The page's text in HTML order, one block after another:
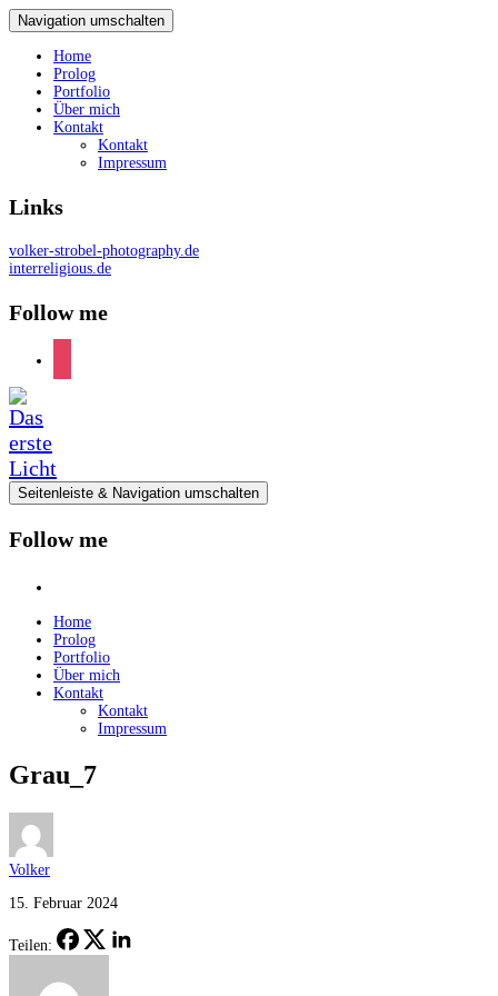
Navigation umschalten
Home
Prolog
Portfolio
Über mich
Kontakt
Kontakt
Impressum
Links
volker-strobel-photography.de
interreligious.de
Follow me
Seitenleiste & Navigation umschalten
Follow me
Home
Prolog
Portfolio
Über mich
Kontakt
Kontakt
Impressum
Grau_7
Volker
15. Februar 2024
Teilen: